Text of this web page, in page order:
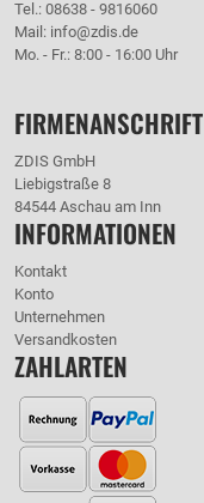
Tel.: 08638 - 9816060
Mail: info@zdis.de
Mo. - Fr.: 8:00 - 16:00 Uhr
FIRMENANSCHRIFT
ZDIS GmbH
Liebigstraße 8
84544 Aschau am Inn
INFORMATIONEN
Kontakt
Konto
Unternehmen
Versandkosten
ZAHLARTEN